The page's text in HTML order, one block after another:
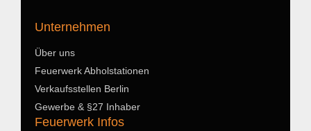
Unternehmen
Über uns
Feuerwerk Abholstationen
Verkaufsstellen Berlin
Gewerbe & §27 Inhaber
Feuerwerk Infos